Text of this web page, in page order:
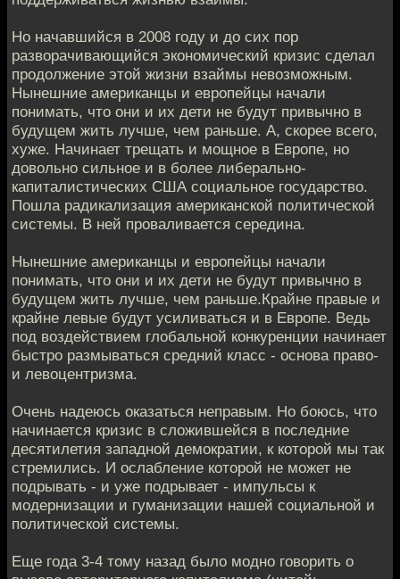
Но начавшийся в 2008 году и до сих пор
разворачивающийся экономический кризис сделал
продолжение этой жизни взаймы невозможным.
Нынешние американцы и европейцы начали
понимать, что они и их дети не будут привычно в
будущем жить лучше, чем раньше. А, скорее всего,
хуже. Начинает трещать и мощное в Европе, но
довольно сильное и в более либерально-
капиталистических США социальное государство.
Пошла радикализация американской политической
системы. В ней проваливается середина.
Нынешние американцы и европейцы начали
понимать, что они и их дети не будут привычно в
будущем жить лучше, чем раньше.Крайне правые и
крайне левые будут усиливаться и в Европе. Ведь
под воздействием глобальной конкуренции начинает
быстро размываться средний класс - основа право-
и левоцентризма.
Очень надеюсь оказаться неправым. Но боюсь, что
начинается кризис в сложившейся в последние
десятилетия западной демократии, к которой мы так
стремились. И ослабление которой не может не
подрывать - и уже подрывает - импульсы к
модернизации и гуманизации нашей социальной и
политической системы.
Еще года 3-4 тому назад было модно говорить о